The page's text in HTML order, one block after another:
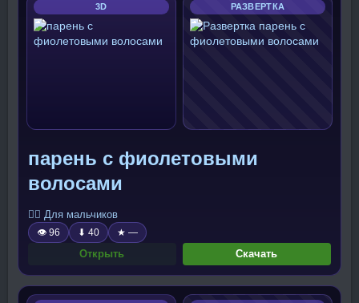
3D РАЗВЕРТКА
парень с фиолетовыми
волосами
🧍‍♂️ Для мальчиков
👁 96 ⬇ 40 ★ —
Открыть Скачать